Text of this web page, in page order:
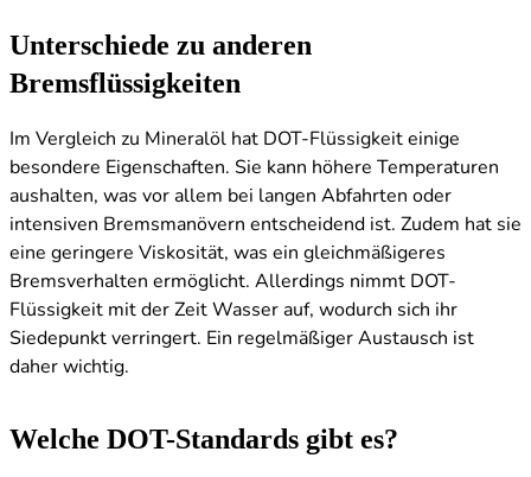
Unterschiede zu anderen
Bremsflüssigkeiten
Im Vergleich zu Mineralöl hat DOT-Flüssigkeit einige
besondere Eigenschaften. Sie kann höhere Temperaturen
aushalten, was vor allem bei langen Abfahrten oder
intensiven Bremsmanövern entscheidend ist. Zudem hat sie
eine geringere Viskosität, was ein gleichmäßigeres
Bremsverhalten ermöglicht. Allerdings nimmt DOT-
Flüssigkeit mit der Zeit Wasser auf, wodurch sich ihr
Siedepunkt verringert. Ein regelmäßiger Austausch ist
daher wichtig.
Welche DOT-Standards gibt es?